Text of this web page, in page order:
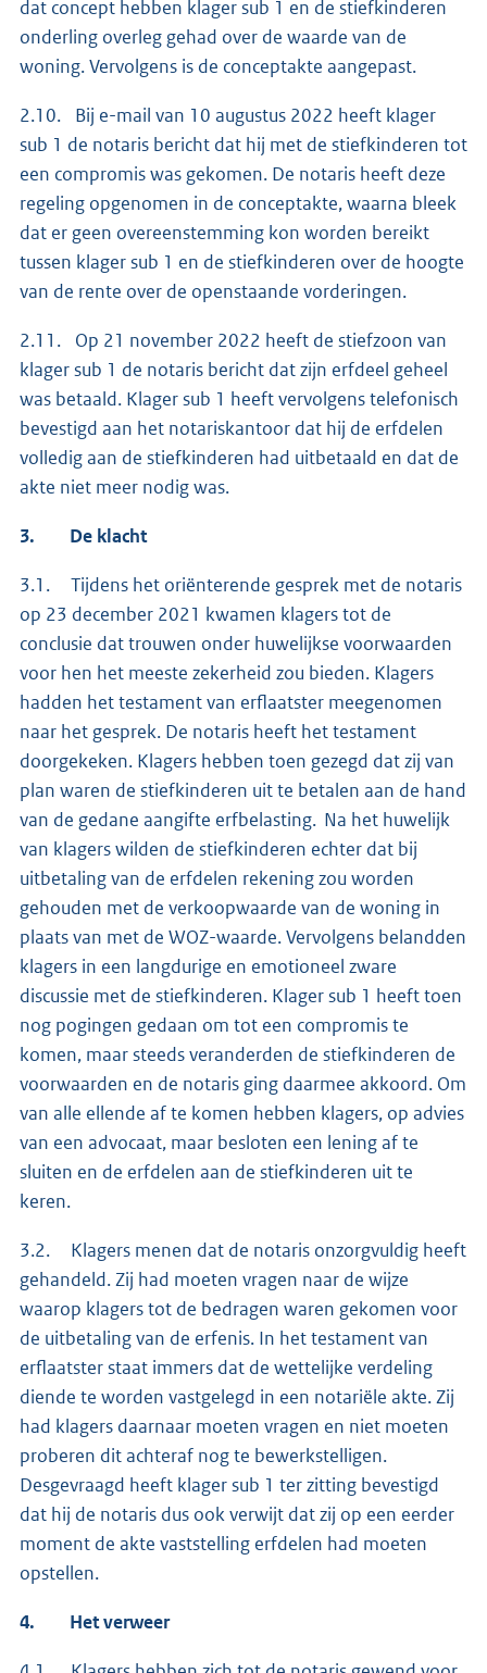
dat concept hebben klager sub 1 en de stiefkinderen
onderling overleg gehad over de waarde van de
woning. Vervolgens is de conceptakte aangepast.
2.10. Bij e-mail van 10 augustus 2022 heeft klager
sub 1 de notaris bericht dat hij met de stiefkinderen tot
een compromis was gekomen. De notaris heeft deze
regeling opgenomen in de conceptakte, waarna bleek
dat er geen overeenstemming kon worden bereikt
tussen klager sub 1 en de stiefkinderen over de hoogte
van de rente over de openstaande vorderingen.
2.11. Op 21 november 2022 heeft de stiefzoon van
klager sub 1 de notaris bericht dat zijn erfdeel geheel
was betaald. Klager sub 1 heeft vervolgens telefonisch
bevestigd aan het notariskantoor dat hij de erfdelen
volledig aan de stiefkinderen had uitbetaald en dat de
akte niet meer nodig was.
3. De klacht
3.1. Tijdens het oriënterende gesprek met de notaris
op 23 december 2021 kwamen klagers tot de
conclusie dat trouwen onder huwelijkse voorwaarden
voor hen het meeste zekerheid zou bieden. Klagers
hadden het testament van erflaatster meegenomen
naar het gesprek. De notaris heeft het testament
doorgekeken. Klagers hebben toen gezegd dat zij van
plan waren de stiefkinderen uit te betalen aan de hand
van de gedane aangifte erfbelasting. Na het huwelijk
van klagers wilden de stiefkinderen echter dat bij
uitbetaling van de erfdelen rekening zou worden
gehouden met de verkoopwaarde van de woning in
plaats van met de WOZ-waarde. Vervolgens belandden
klagers in een langdurige en emotioneel zware
discussie met de stiefkinderen. Klager sub 1 heeft toen
nog pogingen gedaan om tot een compromis te
komen, maar steeds veranderden de stiefkinderen de
voorwaarden en de notaris ging daarmee akkoord. Om
van alle ellende af te komen hebben klagers, op advies
van een advocaat, maar besloten een lening af te
sluiten en de erfdelen aan de stiefkinderen uit te
keren.
3.2. Klagers menen dat de notaris onzorgvuldig heeft
gehandeld. Zij had moeten vragen naar de wijze
waarop klagers tot de bedragen waren gekomen voor
de uitbetaling van de erfenis. In het testament van
erflaatster staat immers dat de wettelijke verdeling
diende te worden vastgelegd in een notariële akte. Zij
had klagers daarnaar moeten vragen en niet moeten
proberen dit achteraf nog te bewerkstelligen.
Desgevraagd heeft klager sub 1 ter zitting bevestigd
dat hij de notaris dus ook verwijt dat zij op een eerder
moment de akte vaststelling erfdelen had moeten
opstellen.
4. Het verweer